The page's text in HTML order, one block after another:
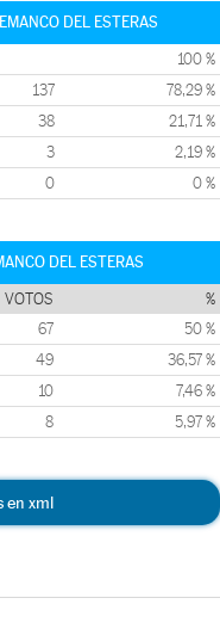
DEL ESTERAS
100 %
137 78,29 %
38 21,71 %
3 2,19 %
0 0 %
DEL ESTERAS
VOTOS %
67 50 %
49 36,57 %
10 7,46 %
8 5,97 %
en xml